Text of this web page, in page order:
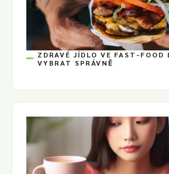
ZDRAVÉ JÍDLO VE FAST-FOOD
VYBRAT SPRÁVNĚ